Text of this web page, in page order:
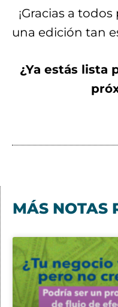
¡Gracias a
una edición tan
¿Ya estás lista
MÁS NOTAS